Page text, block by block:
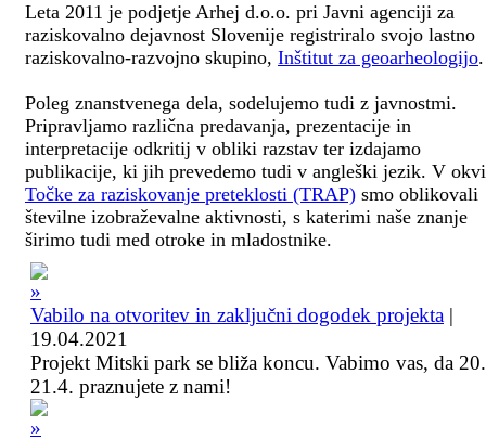
Leta 2011 je podjetje Arhej d.o.o. pri Javni agenciji za
raziskovalno dejavnost Slovenije registriralo svojo lastno
raziskovalno-razvojno skupino, Inštitut za geoarheologijo.
Poleg znanstvenega dela, sodelujemo tudi z javnostmi.
Pripravljamo različna predavanja, prezentacije in
interpretacije odkritij v obliki razstav ter izdajamo
publikacije, ki jih prevedemo tudi v angleški jezik. V
Točke za raziskovanje preteklosti (TRAP) smo oblikovali
številne izobraževalne aktivnosti, s katerimi naše znanje
širimo tudi med otroke in mladostnike.
Vabilo na otvoritev in zaključni dogodek projekta |
19.04.2021
Projekt Mitski park se bliža koncu. Vabimo vas, da
21.4. praznujete z nami!